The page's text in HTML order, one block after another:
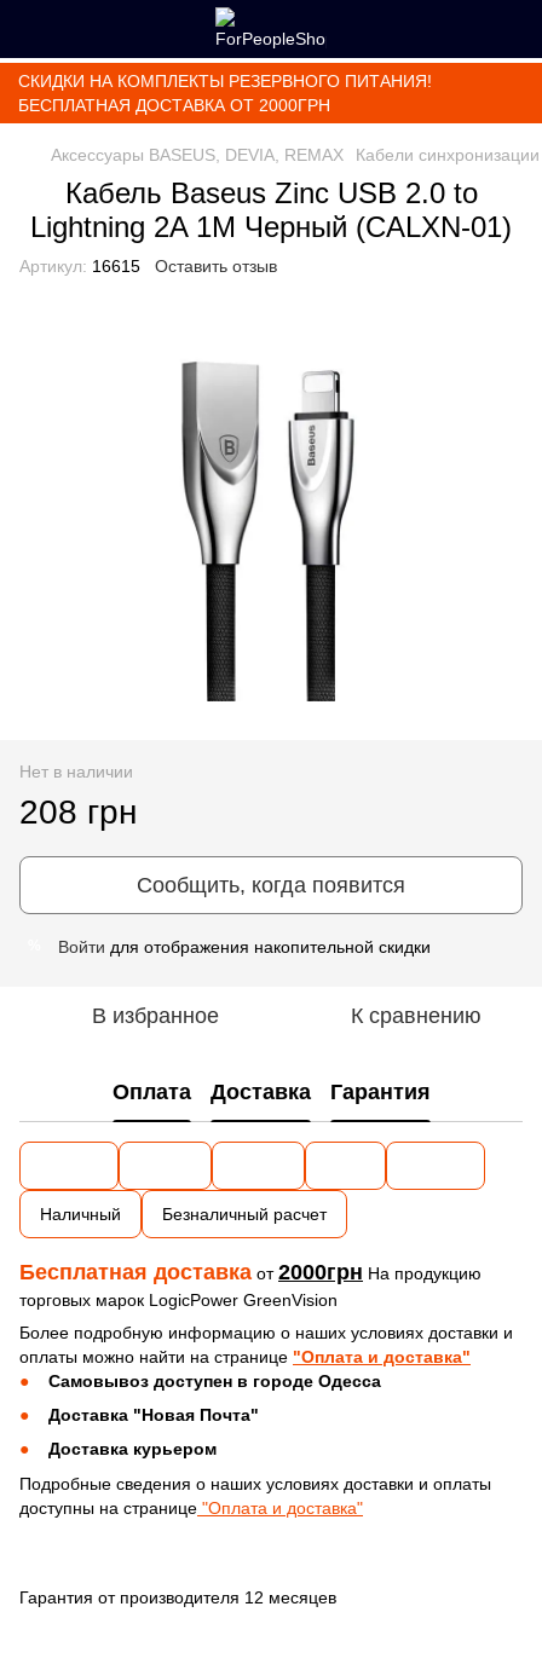
СКИДКИ НА КОМПЛЕКТЫ РЕЗЕРВНОГО ПИТАНИЯ!
БЕСПЛАТНАЯ ДОСТАВКА ОТ 2000ГРН
Аксессуары BASEUS, DEVIA, REMAX Кабели синхронизации
Кабель Baseus Zinc USB 2.0 to
Lightning 2A 1M Черный (CALXN-01)
Артикул: 16615 Оставить отзыв
Нет в наличии
208 грн
Сообщить, когда появится
Войти для отображения накопительной скидки
В избранное К сравнению
Оплата Доставка Гарантия
Наличный Безналичный расчет
Бесплатная доставка от2000грн На продукцию
торговых марок LogicPower GreenVision
Более подробную информацию о наших условиях доставки и
оплаты можно найти на странице "Оплата и доставка"
Самовывоз доступен в городе Одесса
Доставка "Новая Почта"
Доставка курьером
Подробные сведения о наших условиях доставки и оплаты
доступны на странице "Оплата и доставка"
Гарантия от производителя 12 месяцев